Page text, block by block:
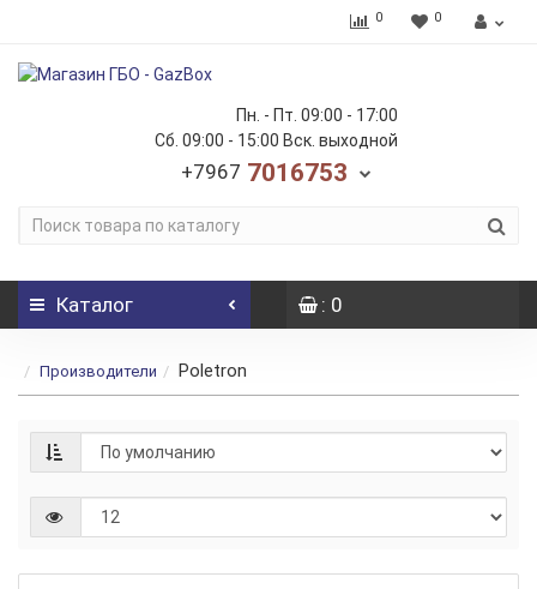
0 0
Пн. - Пт. 09:00 - 17:00
Сб. 09:00 - 15:00 Вск. выходной
+7967 7016753
Каталог : 0
Производители Poletron